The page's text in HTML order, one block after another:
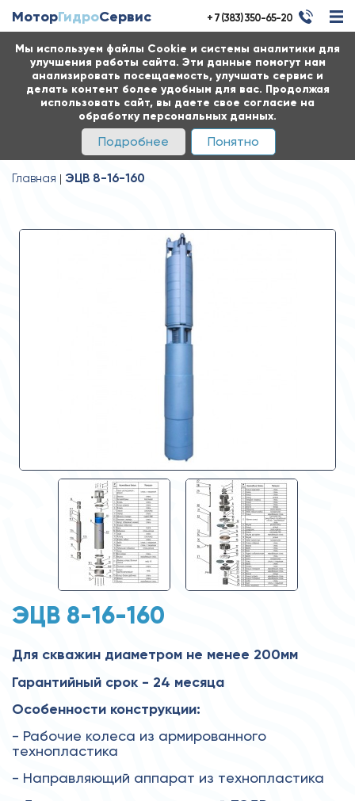
Мы используем файлы Cookie и системы аналитики для
улучшения работы сайта. Эти данные помогут нам
анализировать посещаемость, улучшать сервис и
делать контент более удобным для вас. Продолжая
использовать сайт, вы даете свое согласие на
обработку персональных данных.
Подробнее Понятно
МоторГидроСервис + 7 (383) 350-65-20
Главная ЭЦВ 8-16-160
ЭЦВ 8-16-160
Для скважин диаметром не менее 200мм
Гарантийный срок - 24 месяца
Особенности конструкции:
- Рабочие колеса из армированного
технопластика
- Направляющий аппарат из технопластика